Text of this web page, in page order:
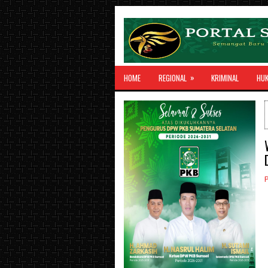
HOME REGIONAL » KRIMINAL